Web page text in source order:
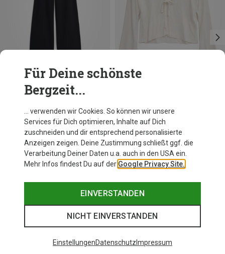
Armedangels
Damen Basic Jersey Wide Leg Hose
M L
Für Deine schönste
Bergzeit...
… verwenden wir Cookies. So können wir unsere
Services für Dich optimieren, Inhalte auf Dich
zuschneiden und dir entsprechend personalisierte
Anzeigen zeigen. Deine Zustimmung schließt ggf. die
Verarbeitung Deiner Daten u.a. auch in den USA ein.
Mehr Infos findest Du auf der Google Privacy Site.
EINVERSTANDEN
NICHT EINVERSTANDEN
EinstellungenDatenschutz Impressum